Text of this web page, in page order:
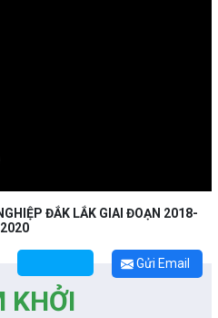
ĐẮK LẮK GIAI ĐOẠN 2018-
2020
Gửi Email
KHỞI